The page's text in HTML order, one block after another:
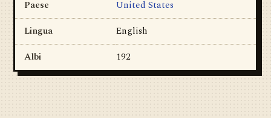
Paese
United States
Lingua
English
Albi
192